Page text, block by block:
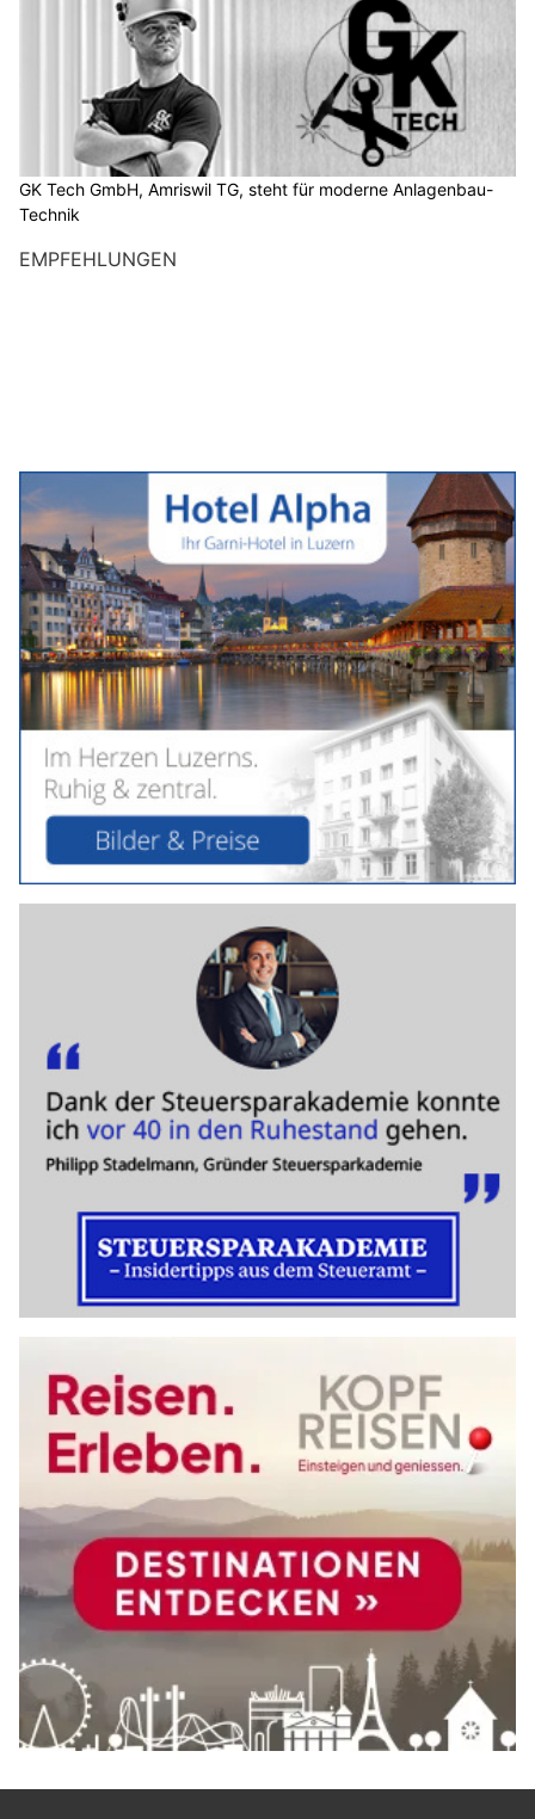
GK Tech GmbH, Amriswil TG, steht für moderne Anlagenbau-
Technik
EMPFEHLUNGEN